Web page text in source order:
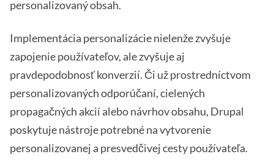
personalizovaný obsah.
Implementácia personalizácie nielenže zvyšuje
zapojenie používateľov, ale zvyšuje aj
pravdepodobnosť konverzií. Či už prostredníctvom
personalizovaných odporúčaní, cielených
propagačných akcií alebo návrhov obsahu, Drupal
poskytuje nástroje potrebné na vytvorenie
personalizovanej a presvedčivej cesty používateľa.